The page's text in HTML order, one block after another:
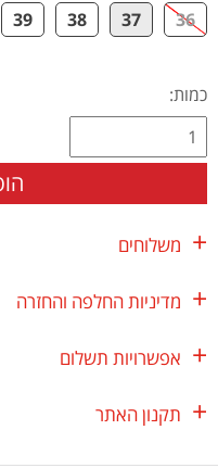
36
37
38
39
כמות:
משלוחים
מדיניות החלפה והחזרה
אפשרויות תשלום
תקנון האתר